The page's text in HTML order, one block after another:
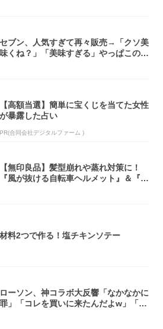
セブン、人気すぎて再々販売→「クソ美
味くね？」「美味すぎる」やっぱこのク
【高額当選】簡単に宝くじを当てた女性
が暴露した占い
PR(合同会社デジタルファーム )
【無印良品】髪型崩れや蒸れ対策に！
『風が抜ける自転車ヘルメット』＆『2
材料2つで作る！塩チキンソテー
ローソン、神コラボ大反響「なかなかに
罪」「コレを買いに来たんだよw」「３